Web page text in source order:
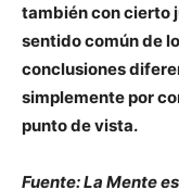
también con cierto
sentido común de
conclusiones
simplemente por
punto de vista.
Fuente: La Mente